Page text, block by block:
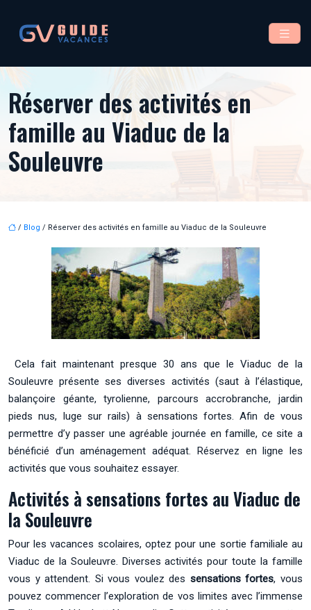
Réserver des activités en
famille au Viaduc de la
Souleuvre
/ Blog / Réserver des activités en famille au Viaduc de la Souleuvre
Cela fait maintenant presque 30 ans que le Viaduc de la
Souleuvre présente ses diverses activités (saut à l’élastique,
balançoire géante, tyrolienne, parcours accrobranche, jardin
pieds nus, luge sur rails) à sensations fortes. Afin de vous
permettre d’y passer une agréable journée en famille, ce site a
bénéficié d’un aménagement adéquat. Réservez en ligne les
activités que vous souhaitez essayer.
Activités à sensations fortes au Viaduc de
la Souleuvre
Pour les vacances scolaires, optez pour une sortie familiale au
Viaduc de la Souleuvre. Diverses activités pour toute la famille
vous y attendent. Si vous voulez des sensations fortes, vous
pouvez commencer l’exploration de vos limites avec l’immense